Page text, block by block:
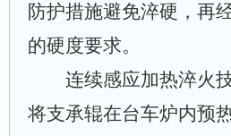
防护措施避免淬硬，再
的硬度要求。
连续感应加热淬火技
将支承辊在台车炉内预